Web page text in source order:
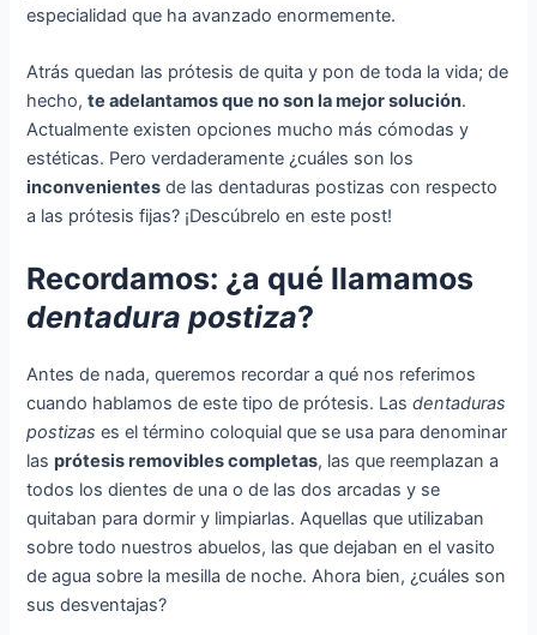
especialidad que ha avanzado enormemente.
Atrás quedan las prótesis de quita y pon de toda la vida; de
hecho,te adelantamos que no son la mejor solución.
Actualmente existen opciones mucho más cómodas y
estéticas. Pero verdaderamente ¿cuáles son los
inconvenientes de las dentaduras postizas con respecto
a las prótesis fijas? ¡Descúbrelo en este post!
Recordamos: ¿a qué llamamos
dentadura postiza?
Antes de nada, queremos recordar a qué nos referimos
cuando hablamos de este tipo de prótesis. Lasdentaduras
postizas es el término coloquial que se usa para denominar
lasprótesis removibles completas, las que reemplazan a
todos los dientes de una o de las dos arcadas y se
quitaban para dormir y limpiarlas. Aquellas que utilizaban
sobre todo nuestros abuelos, las que dejaban en el vasito
de agua sobre la mesilla de noche. Ahora bien, ¿cuáles son
sus desventajas?